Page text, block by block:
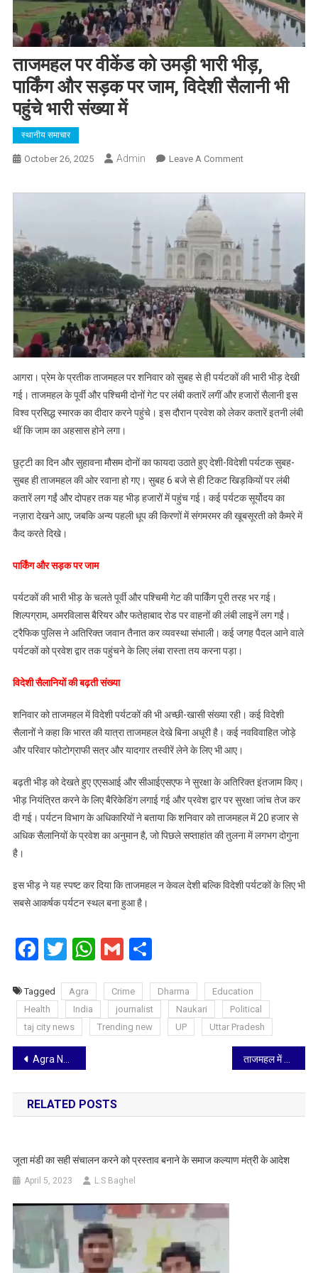
ताजमहल पर वीकेंड को उमड़ी भारी भीड़,
पार्किंग और सड़क पर जाम, विदेशी सैलानी भी
पहुंचे भारी संख्या में
स्थानीय समाचार
October 26, 2025 Admin Leave A CommentOn
पर
उमड़ी
भारी
भीड़,
पार्किंग
और
सड़क
पर
जाम,
विदेशी
पहुंचे
में
आगरा। प्रेम के प्रतीक ताजमहल पर शनिवार को सुबह से ही पर्यटकों की भारी भीड़ देखी
गई। ताजमहल के पूर्वी और पश्चिमी दोनों गेट पर लंबी कतारें लगीं और हजारों सैलानी इस
विश्व प्रसिद्ध स्मारक का दीदार करने पहुंचे। इस दौरान प्रवेश को लेकर कतारें इतनी लंबी
थीं कि जाम का अहसास होने लगा।
छुट्टी का दिन और सुहावना मौसम दोनों का फायदा उठाते हुए देशी-विदेशी पर्यटक सुबह-
सुबह ही ताजमहल की ओर रवाना हो गए। सुबह 6 बजे से ही टिकट खिड़कियों पर लंबी
कतारें लग गईं और दोपहर तक यह भीड़ हजारों में पहुंच गई। कई पर्यटक सूर्योदय का
नज़ारा देखने आए, जबकि अन्य पहली धूप की किरणों में संगमरमर की खूबसूरती को कैमरे में
कैद करते दिखे।
पार्किंग और सड़क पर जाम
पर्यटकों की भारी भीड़ के चलते पूर्वी और पश्चिमी गेट की पार्किंग पूरी तरह भर गई।
शिल्पग्राम, अमरविलास बैरियर और फतेहाबाद रोड पर वाहनों की लंबी लाइनें लग गईं।
ट्रैफिक पुलिस ने अतिरिक्त जवान तैनात कर व्यवस्था संभाली। कई जगह पैदल आने वाले
पर्यटकों को प्रवेश द्वार तक पहुंचने के लिए लंबा रास्ता तय करना पड़ा।
विदेशी सैलानियों की बढ़ती संख्या
शनिवार को ताजमहल में विदेशी पर्यटकों की भी अच्छी-खासी संख्या रही। कई विदेशी
सैलानों ने कहा कि भारत की यात्रा ताजमहल देखे बिना अधूरी है। कई नवविवाहित जोड़े
और परिवार फोटोग्राफी सत्र और यादगार तस्वीरें लेने के लिए भी आए।
बढ़ती भीड़ को देखते हुए एएसआई और सीआईएसएफ ने सुरक्षा के अतिरिक्त इंतजाम किए।
भीड़ नियंत्रित करने के लिए बैरिकेडिंग लगाई गई और प्रवेश द्वार पर सुरक्षा जांच तेज कर
दी गई। पर्यटन विभाग के अधिकारियों ने बताया कि शनिवार को ताजमहल में 20 हजार से
अधिक सैलानियों के प्रवेश का अनुमान है, जो पिछले सप्ताहांत की तुलना में लगभग दोगुना
है।
इस भीड़ ने यह स्पष्ट कर दिया कि ताजमहल न केवल देशी बल्कि विदेशी पर्यटकों के लिए भी
सबसे आकर्षक पर्यटन स्थल बना हुआ है।
Facebook
Twitter
WhatsApp
GmailShare
Tagged Agra Crime Dharma
Education
Health
India journalist Naukari
Political
taj city news
Trending new UP Uttar Pradesh
Post
navigation
Agra News: ताजमहल के आसपास पर्यटकों को ठगने वाले 6 दलाल गिरफ्तार, पुलिस ने लिया बड़ा एक्शन
RELATED POSTS
जूता मंडी का सही संचालन करने को प्रस्ताव बनाने के समाज कल्याण मंत्री के आदेश
April 5, 2023 L.S Baghel